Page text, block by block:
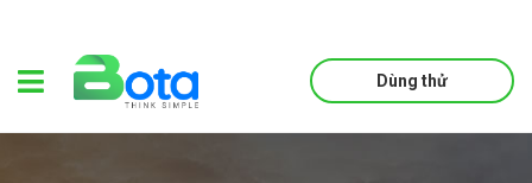
Dùng thử